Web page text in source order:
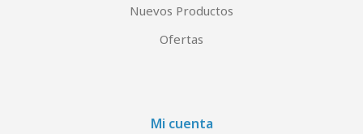
Nuevos Productos
Ofertas
Mi cuenta